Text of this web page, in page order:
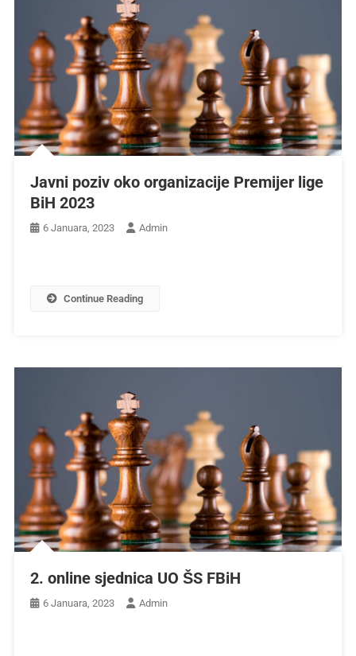
Javni poziv oko organizacije Premijer lige
BiH 2023
6 Januara, 2023 Admin
Continue Reading
2. online sjednica UO ŠS FBiH
6 Januara, 2023 Admin